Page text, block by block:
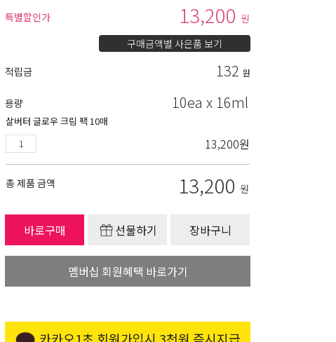
특별할인가
13,200 원
구매금액별 사은품 보기
적립금
132 원
용량 10ea x 16ml
살버터 글로우 크림 팩 10매
13,200원
총 제품 금액 13,200 원
바로구매 선물하기 장바구니
멤버십 회원혜택 바로가기